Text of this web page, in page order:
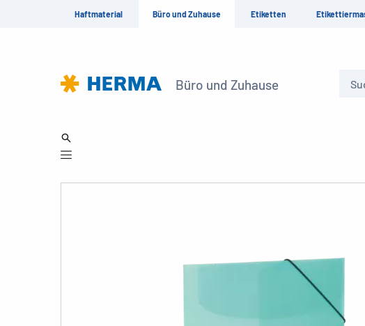
Haftmaterial Büro und Zuhause Etiketten
Büro und Zuhause